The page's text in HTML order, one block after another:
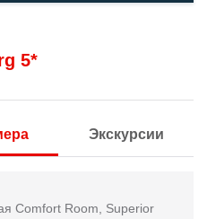
5*
Экскурсии
Comfort Room, Superior